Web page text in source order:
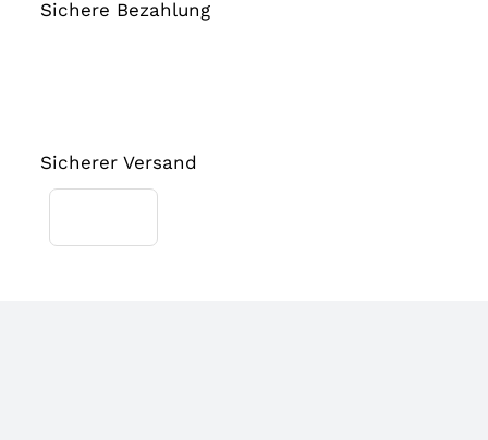
Sichere Bezahlung
Sicherer Versand